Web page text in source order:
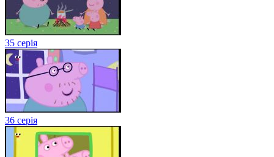
35 серія
36 серія